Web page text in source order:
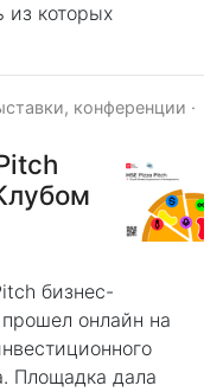
из которых
конференции ·
бизнес-
онлайн на
Площадка дала